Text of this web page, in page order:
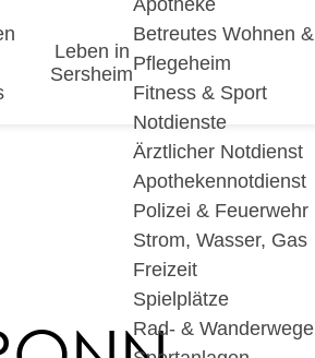
Leben in
Sersheim
Betreutes Wohnen &
Pflegeheim
Fitness & Sport
Notdienste
Ärztlicher Notdienst
Apothekennotdienst
Polizei & Feuerwehr
Strom, Wasser, Gas
Freizeit
Spielplätze
Rad- & Wanderwege